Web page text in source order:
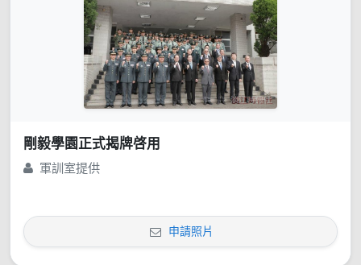
剛毅學園正式揭牌啓用
軍訓室提供
申請照片